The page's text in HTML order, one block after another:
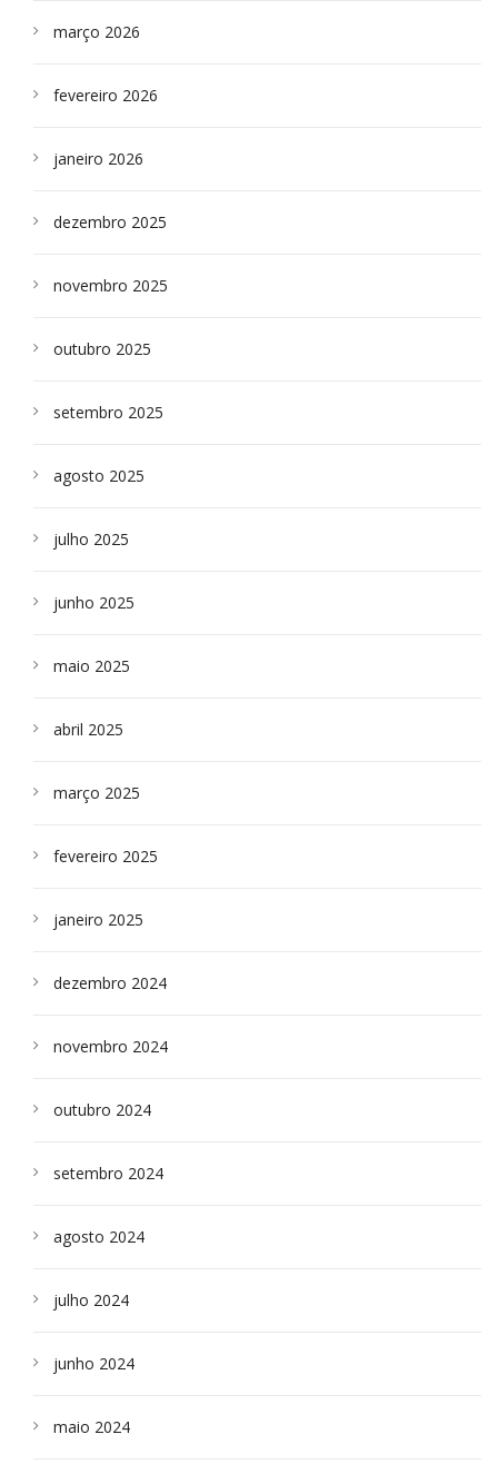
março 2026
fevereiro 2026
janeiro 2026
dezembro 2025
novembro 2025
outubro 2025
setembro 2025
agosto 2025
julho 2025
junho 2025
maio 2025
abril 2025
março 2025
fevereiro 2025
janeiro 2025
dezembro 2024
novembro 2024
outubro 2024
setembro 2024
agosto 2024
julho 2024
junho 2024
maio 2024